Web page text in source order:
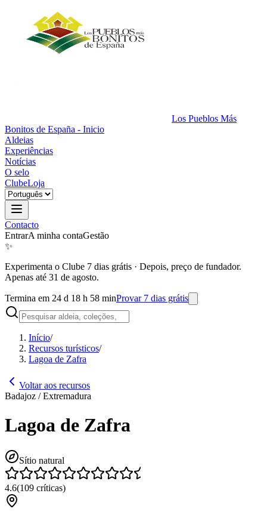
Los Pueblos Más
Bonitos de España - Inicio
Aldeias
Experiências
Notícias
O selo
ClubeLoja
Contacto
EntrarA minha contaGestão
✨
Experimenta o Clube 7 dias grátis · Depois, preço de fundador.
Apenas até 31 de agosto.
Termina em 24 d 18 h 58 minProvar 7 dias grátis
Início/
Recursos turísticos/
Lagoa de Zafra
Voltar aos recursos
Badajoz / Extremadura
Lagoa de Zafra
Sítio natural
4.6(109 críticas)